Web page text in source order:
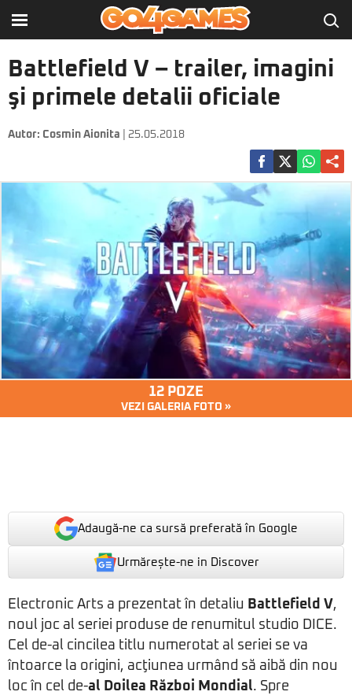
Battlefield V – trailer, imagini
şi primele detalii oficiale
Autor: Cosmin Aionita | 25.05.2018
12 POZE
VEZI GALERIA FOTO »
Adaugă-ne ca sursă preferată în Google
Urmărește-ne in Discover
Electronic Arts a prezentat în detaliu Battlefield V,
noul joc al seriei produse de renumitul studio DICE.
Cel de-al cincilea titlu numerotat al seriei se va
întoarce la origini, acţiunea urmând să aibă din nou
loc în cel de-al Doilea Război Mondial. Spre